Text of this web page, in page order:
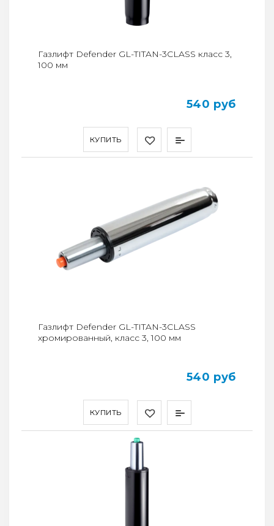
КУПИТЬ
Газлифт Defender GL-TITAN-3CLASS класс 3,
100 мм
540 руб
КУПИТЬ
Газлифт Defender GL-TITAN-3CLASS
хромированный, класс 3, 100 мм
540 руб